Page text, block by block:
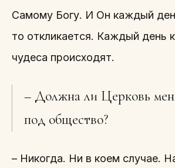
Самому Богу. И Он каждый
то откликается. Каждый день
чудеса происходят.
– Должна ли Церковь
под общество?
– Никогда. Ни в коем случае.